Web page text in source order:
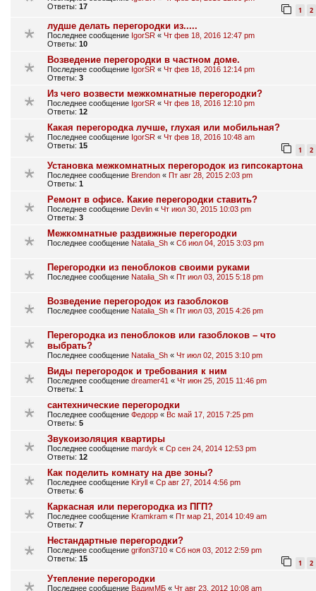
Ответы: 17 1 2
лудше делать перегородки из.....
Последнее сообщение IgorSR « Чт фев 18, 2016 12:47 pm
Ответы: 10
Возведение перегородки в частном доме.
Последнее сообщение IgorSR « Чт фев 18, 2016 12:14 pm
Ответы: 3
Из чего возвести межкомнатные перегородки?
Последнее сообщение IgorSR « Чт фев 18, 2016 12:10 pm
Ответы: 12
Какая перегородка лучше, глухая или мобильная?
Последнее сообщение IgorSR « Чт фев 18, 2016 10:48 am
Ответы: 15 1 2
Установка межкомнатных перегородок из гипсокартона
Последнее сообщение Brendon « Пт авг 28, 2015 2:03 pm
Ответы: 1
Ремонт в офисе. Какие перегородки ставить?
Последнее сообщение Devlin « Чт июл 30, 2015 10:03 pm
Ответы: 3
Межкомнатные раздвижные перегородки
Последнее сообщение Natalia_Sh « Сб июл 04, 2015 3:03 pm
Перегородки из пеноблоков своими руками
Последнее сообщение Natalia_Sh « Пт июл 03, 2015 5:18 pm
Возведение перегородок из газоблоков
Последнее сообщение Natalia_Sh « Пт июл 03, 2015 4:26 pm
Перегородка из пеноблоков или газоблоков – что
выбрать?
Последнее сообщение Natalia_Sh « Чт июл 02, 2015 3:10 pm
Виды перегородок и требования к ним
Последнее сообщение dreamer41 « Чт июн 25, 2015 11:46 pm
Ответы: 1
сантехнические перегородки
Последнее сообщение Федорр « Вс май 17, 2015 7:25 pm
Ответы: 5
Звукоизоляция квартиры
Последнее сообщение mardyk « Ср сен 24, 2014 12:53 pm
Ответы: 12
Как поделить комнату на две зоны?
Последнее сообщение Kiryll « Ср авг 27, 2014 4:56 pm
Ответы: 6
Каркасная или перегородка из ПГП?
Последнее сообщение Kramkram « Пт мар 21, 2014 10:49 am
Ответы: 7
Нестандартные перегородки?
Последнее сообщение grifon3710 « Сб ноя 03, 2012 2:59 pm
Ответы: 15 1 2
Утепление перегородки
Последнее сообщение ВадимМБ « Чт авг 23, 2012 10:08 am